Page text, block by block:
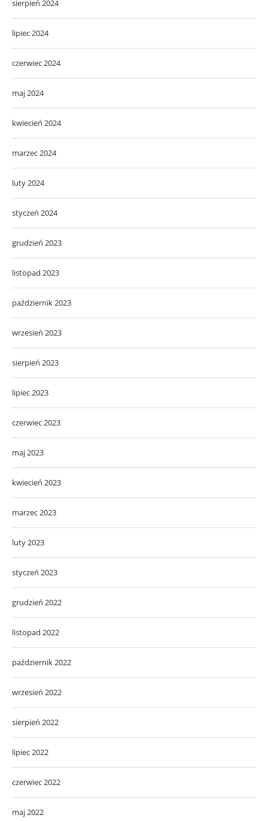
sierpień 2024
lipiec 2024
czerwiec 2024
maj 2024
kwiecień 2024
marzec 2024
luty 2024
styczeń 2024
grudzień 2023
listopad 2023
październik 2023
wrzesień 2023
sierpień 2023
lipiec 2023
czerwiec 2023
maj 2023
kwiecień 2023
marzec 2023
luty 2023
styczeń 2023
grudzień 2022
listopad 2022
październik 2022
wrzesień 2022
sierpień 2022
lipiec 2022
czerwiec 2022
maj 2022